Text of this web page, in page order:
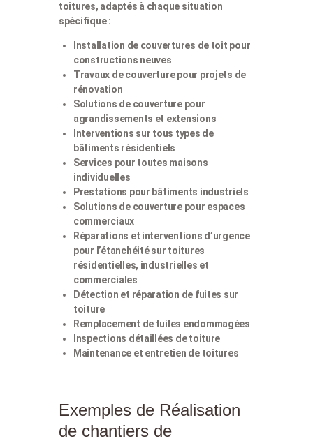
toitures, adaptés à chaque situation
spécifique :
Installation de couvertures de toit pour
constructions neuves
Travaux de couverture pour projets de
rénovation
Solutions de couverture pour
agrandissements et extensions
Interventions sur tous types de
bâtiments résidentiels
Services pour toutes maisons
individuelles
Prestations pour bâtiments industriels
Solutions de couverture pour espaces
commerciaux
Réparations et interventions d’urgence
pour l’étanchéité sur toitures
résidentielles, industrielles et
commerciales
Détection et réparation de fuites sur
toiture
Remplacement de tuiles endommagées
Inspections détaillées de toiture
Maintenance et entretien de toitures
Exemples de Réalisation
de chantiers de